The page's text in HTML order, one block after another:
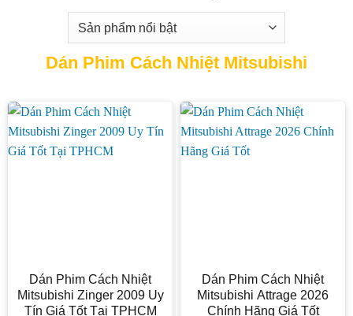
Dán Phim Cách Nhiệt Mitsubishi
Dán Phim Cách Nhiệt
Mitsubishi Zinger 2009 Uy
Tín Giá Tốt Tại TPHCM
Dán Phim Cách Nhiệt
Mitsubishi Attrage 2026
Chính Hãng Giá Tốt